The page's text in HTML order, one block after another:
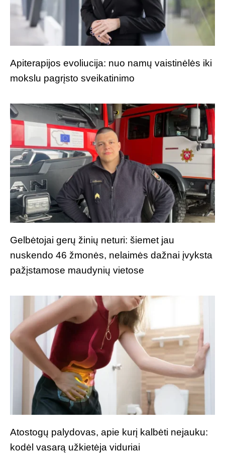
Apiterapijos evoliucija: nuo namų vaistinėlės iki
mokslu pagrįsto sveikatinimo
Gelbėtojai gerų žinių neturi: šiemet jau
nuskendo 46 žmonės, nelaimės dažnai įvyksta
pažįstamose maudynių vietose
Atostogų palydovas, apie kurį kalbėti nejauku:
kodėl vasarą užkietėja viduriai